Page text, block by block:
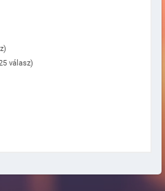
válasz)